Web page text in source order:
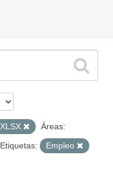
XLSX
Áreas:
Etiquetas:
Empleo